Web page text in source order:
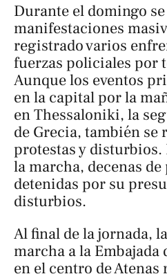
Durante el domingo
manifestaciones
registrado varios
fuerzas policiales por
Aunque los eventos
en la capital por la
en Thessaloniki, la
de Grecia, también se
protestas y disturbios.
la marcha, decenas
detenidas por su
disturbios.
Al final de la jornada,
marcha a la Embajada
en el centro de